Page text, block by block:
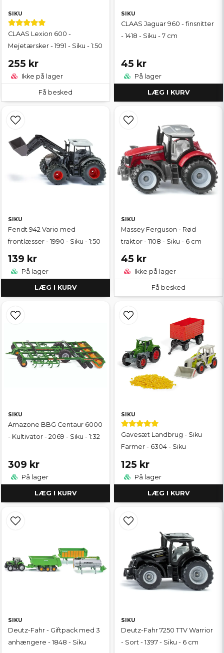
SIKU
CLAAS Lexion 600 -
Mejetærsker - 1991 - Siku - 1:50
255 kr
Ikke på lager
Få besked
SIKU
CLAAS Jaguar 960 - finsnitter
- 1418 - Siku - 7 cm
45 kr
På lager
LÆG I KURV
SIKU
Fendt 942 Vario med
frontlæsser - 1990 - Siku - 1:50
139 kr
På lager
LÆG I KURV
SIKU
Massey Ferguson - Rød
traktor - 1108 - Siku - 6 cm
45 kr
Ikke på lager
Få besked
SIKU
Amazone BBG Centaur 6000
- Kultivator - 2069 - Siku - 1:32
309 kr
På lager
LÆG I KURV
SIKU
Gavesæt Landbrug - Siku
Farmer - 6304 - Siku
125 kr
På lager
LÆG I KURV
SIKU
Deutz-Fahr - Giftpack med 3
anhængere - 1848 - Siku
SIKU
Deutz-Fahr 7250 TTV Warrior
- Sort - 1397 - Siku - 6 cm